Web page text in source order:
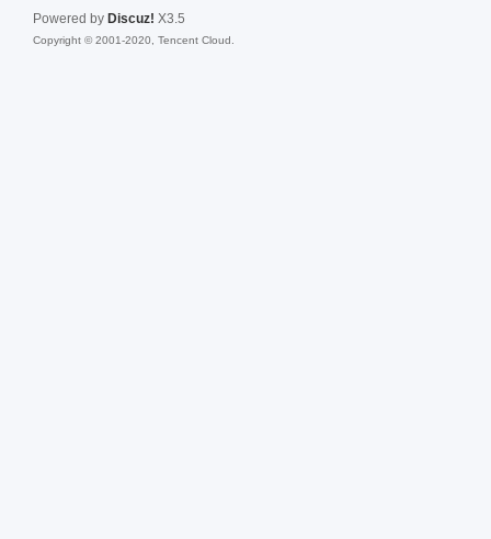
Powered by Discuz! X3.5
Copyright © 2001-2020, Tencent Cloud.